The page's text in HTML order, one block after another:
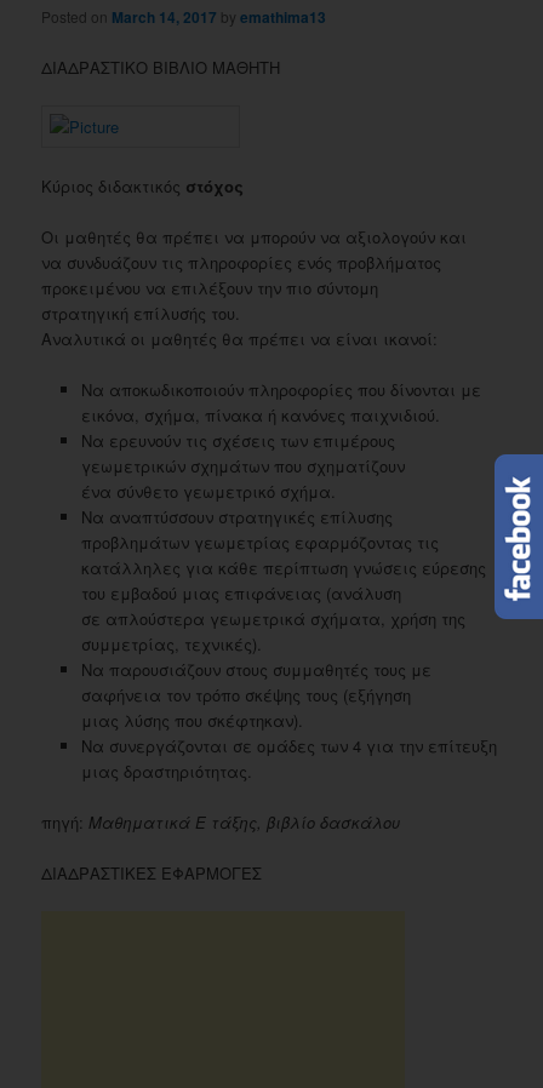
Posted on March 14, 2017 byemathima13
ΔΙΑΔΡΑΣΤΙΚΟ ΒΙΒΛΙΟ ΜΑΘΗΤΗ
Κύριος διδακτικός στόχος
Oι μαθητές θα πρέπει να μπορούν να αξιολογούν και
να συνδυάζουν τις πληροφορίες ενός προβλήματος
προκειμένου να επιλέξουν την πιο σύντομη
στρατηγική επίλυσής του.
Αναλυτικά οι μαθητές θα πρέπει να είναι ικανοί:
Nα αποκωδικοποιούν πληροφορίες που δίνονται με
εικόνα, σχήμα, πίνακα ή κανόνες παιχνιδιού.
Nα ερευνούν τις σχέσεις των επιμέρους
γεωμετρικών σχημάτων που σχηματίζουν
ένα σύνθετο γεωμετρικό σχήμα.
Nα αναπτύσσουν στρατηγικές επίλυσης
προβλημάτων γεωμετρίας εφαρμόζοντας τις
κατάλληλες για κάθε περίπτωση γνώσεις εύρεσης
του εμβαδού μιας επιφάνειας (ανάλυση
σε απλούστερα γεωμετρικά σχήματα, χρήση της
συμμετρίας, τεχνικές).
Nα παρουσιάζουν στους συμμαθητές τους με
σαφήνεια τον τρόπο σκέψης τους (εξήγηση
μιας λύσης που σκέφτηκαν).
Nα συνεργάζονται σε ομάδες των 4 για την επίτευξη
μιας δραστηριότητας.
πηγή:Μαθηματικά Ε τάξης, βιβλίο δασκάλου
ΔΙΑΔΡΑΣΤΙΚΕΣ ΕΦΑΡΜΟΓΕΣ